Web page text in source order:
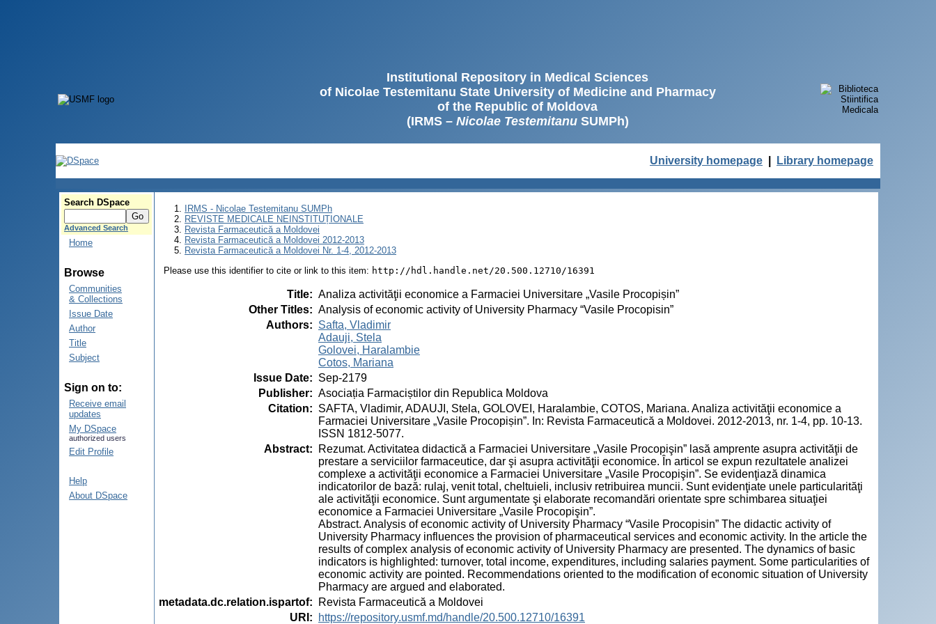
Institutional Repository in Medical Sciences
of Nicolae Testemitanu State University of Medicine and Pharmacy
of the Republic of Moldova
(IRMS – Nicolae TestemitanuSUMPh)
University homepage Library homepage
Search DSpace
Advanced Search
Home
Browse
Communities
& Collections
Issue Date
Author
Title
Subject
Sign on to:
Receive email
updates
My DSpace
authorized users
Edit Profile
Help
About DSpace
IRMS - Nicolae Testemitanu SUMPh
REVISTE MEDICALE NEINSTITUȚIONALE
Revista Farmaceutică a Moldovei
Revista Farmaceutică a Moldovei 2012-2013
Revista Farmaceutică a Moldovei Nr. 1-4, 2012-2013
Please use this identifier to cite or link to this item: http://hdl.handle.net/20.500.12710/16391
Title: Analiza activităţii economice a Farmaciei Universitare „Vasile Procopișin”
Other Titles: Analysis of economic activity of University Pharmacy “Vasile Procopisin”
Authors: Safta, Vladimir
Adauji, Stela
Golovei, Haralambie
Cotos, Mariana
Issue Date: Sep-2179
Publisher: Asociația Farmaciștilor din Republica Moldova
Citation: SAFTA, Vladimir, ADAUJI, Stela, GOLOVEI, Haralambie, COTOS, Mariana. Analiza activităţii economice a
Farmaciei Universitare „Vasile Procopișin”. In: Revista Farmaceutică a Moldovei. 2012-2013, nr. 1-4, pp. 10-13.
ISSN 1812-5077.
Abstract:
Rezumat. Activitatea didactică a Farmaciei Universitare „Vasile Procopişin” lasă amprente asupra activităţii de
prestare a serviciilor farmaceutice, dar şi asupra activităţii economice. În articol se expun rezultatele analizei
complexe a activităţii economice a Farmaciei Universitare „Vasile Procopişin”. Se evidenţiază dinamica
indicatorilor de bază: rulaj, venit total, cheltuieli, inclusiv retribuirea muncii. Sunt evidenţiate unele particularităţi
ale activităţii economice. Sunt argumentate şi elaborate recomandări orientate spre schimbarea situaţiei
economice a Farmaciei Universitare „Vasile Procopişin”.
Abstract. Analysis of economic activity of University Pharmacy “Vasile Procopisin” The didactic activity of
University Pharmacy influences the provision of pharmaceutical services and economic activity. In the article the
results of complex analysis of economic activity of University Pharmacy are presented. The dynamics of basic
indicators is highlighted: turnover, total income, expenditures, including salaries payment. Some particularities of
economic activity are pointed. Recommendations oriented to the modification of economic situation of University
Pharmacy are argued and elaborated.
metadata.dc.relation.ispartof:
Revista Farmaceutică a Moldovei
URI : https://repository.usmf.md/handle/20.500.12710/16391